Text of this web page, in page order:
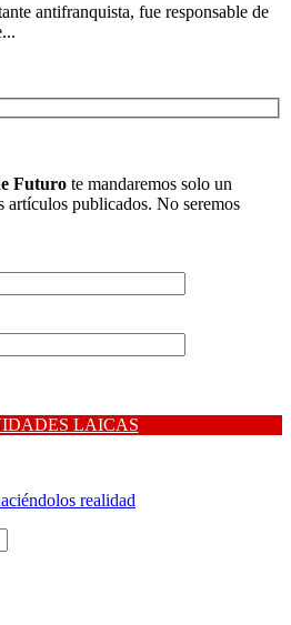
antifranquista, fue responsable de
Futuro te mandaremos solo un
artículos publicados. No seremos
LAICAS
realidad